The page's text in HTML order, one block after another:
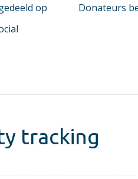
op
Donateurs
tracking